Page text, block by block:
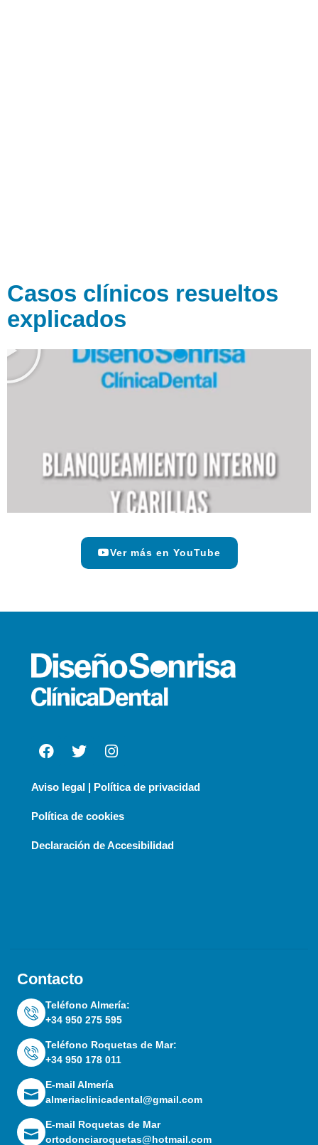
Casos clínicos resueltos
explicados
Ver más en YouTube
Contacto
Teléfono Almería:
+34 950 275 595
Teléfono Roquetas de Mar:
+34 950 178 011
E-mail Almería
almeriaclinicadental@gmail.com
E-mail Roquetas de Mar
ortodonciaroquetas@hotmail.com
Aviso legal | Política de privacidad
Política de cookies
Declaración de Accesibilidad